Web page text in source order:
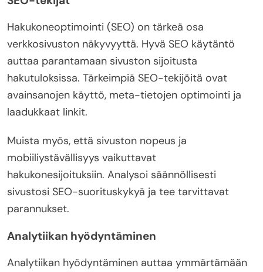
Hakukoneoptimointi (SEO) on tärkeä osa
verkkosivuston näkyvyyttä. Hyvä SEO käytäntö
auttaa parantamaan sivuston sijoitusta
hakutuloksissa. Tärkeimpiä SEO-tekijöitä ovat
avainsanojen käyttö, meta-tietojen optimointi ja
laadukkaat linkit.
Muista myös, että sivuston nopeus ja
mobiiliystävällisyys vaikuttavat
hakukonesijoituksiin. Analysoi säännöllisesti
sivustosi SEO-suorituskykyä ja tee tarvittavat
parannukset.
Analytiikan hyödyntäminen
Analytiikan hyödyntäminen auttaa ymmärtämään